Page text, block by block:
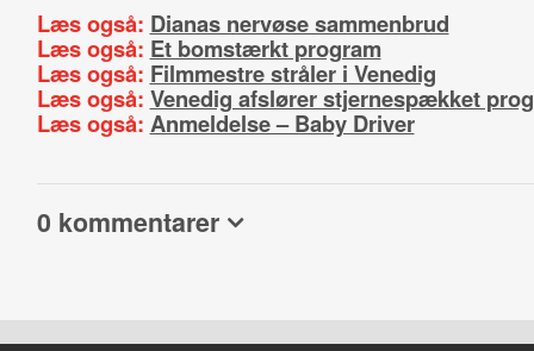
Læs også: Dianas nervøse sammenbrud
Læs også: Et bomstærkt program
Læs også: Filmmestre stråler i Venedig
Læs også: Venedig afslører stjernespækket
Læs også: Anmeldelse – Baby Driver
0 kommentarer